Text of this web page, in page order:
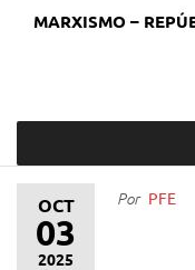
MARXISMO –
OCT
03
2025
Por PFE